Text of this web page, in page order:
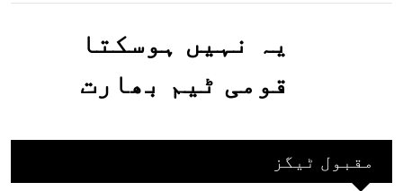
یہ نہیں ہوسکتا
قومی ٹیم بھارت
بھارتی ٹیم پاکستانمقبول ٹیگز